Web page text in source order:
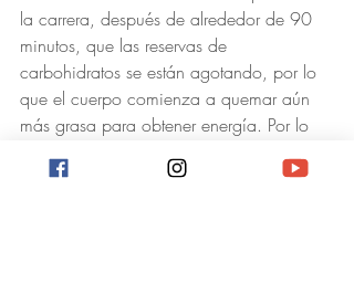
la carrera, después de alrededor de 90
minutos, que las reservas de
carbohidratos se están agotando, por lo
que el cuerpo comienza a quemar aún
más grasa para obtener energía. Por lo
básico consiste en hacer carreras que